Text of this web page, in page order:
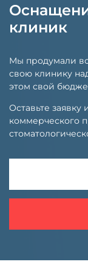
клиник
Мы продумали
свою клинику
этом свой
Оставьте заявку
коммерческого